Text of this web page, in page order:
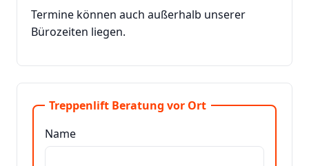
Termine können auch außerhalb unserer
Bürozeiten liegen.
Treppenlift Beratung vor Ort
Name